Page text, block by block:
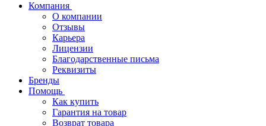
Компания
О компании
Отзывы
Карьера
Лицензии
Благодарственные письма
Реквизиты
Бренды
Помощь
Как купить
Гарантия на товар
Возврат товара